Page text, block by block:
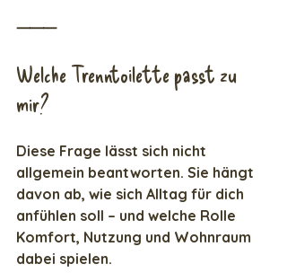
⸻
Welche Trenntoilette passt zu
mir?
Diese Frage lässt sich nicht
allgemein beantworten. Sie hängt
davon ab, wie sich Alltag für dich
anfühlen soll – und welche Rolle
Komfort, Nutzung und Wohnraum
dabei spielen.